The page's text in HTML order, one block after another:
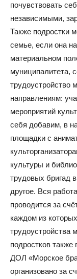
почувствовать
независимыми,
Также подростки
семье, если она
материальном
муниципалитета,
трудоустройство
направлениям:
мероприятий
себя добавим, в
площадки с
культуры и
трудовых бригад
другое. Вся
проводится за
каждом из
трудоустройства
подростков
ДОЛ «Морское
организовано за